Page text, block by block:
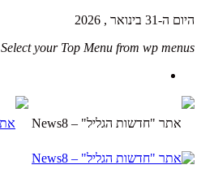
היום ה-31 בינואר , 2026
Select your Top Menu from wp menus